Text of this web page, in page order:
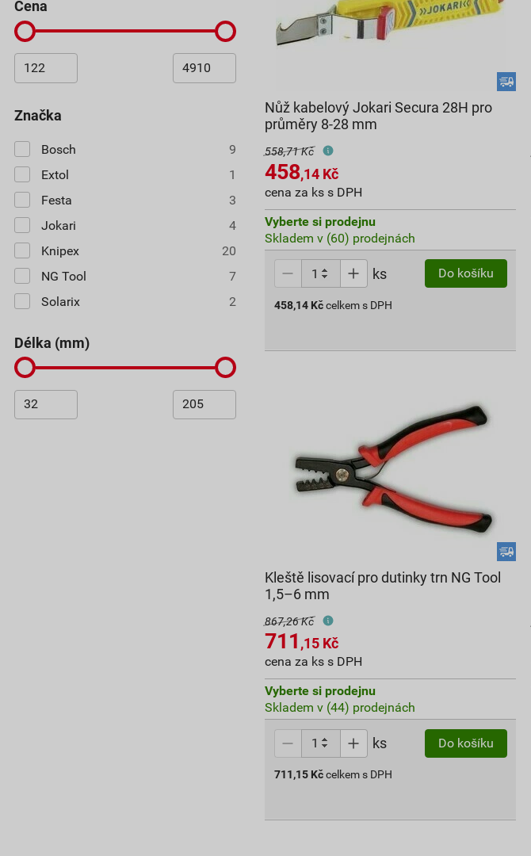
značka
Bosch
9
Extol
1
Festa
3
Jokari
4
Knipex
20
NG Tool
7
Solarix
2
délka (mm)
cena
Nůž kabelový Jokari Secura 28H pro
průměry 8-28 mm
558,71 Kč
458,14 Kč
cena za ks s DPH
Vyberte si prodejnu
Skladem v (60) prodejnách
ks Do košíku
458,14 Kč celkem s DPH
Kleště lisovací pro dutinky trn NG Tool
1,5–6 mm
867,26 Kč
711 ,15 Kč
cena za ks s DPH
Vyberte si prodejnu
Skladem v (44) prodejnách
ks Do košíku
711,15 Kč celkem s DPH